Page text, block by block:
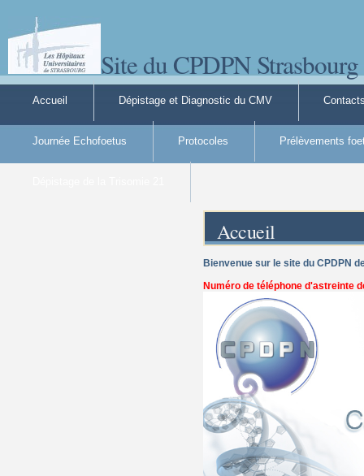
Site du CPDPN
Accueil Dépistage et Diagnostic du CMV
Journée Echofoetus Protocoles Prélèvements
Accueil
Bienvenue sur le site du CPDPN
Numéro de téléphone d'astreinte